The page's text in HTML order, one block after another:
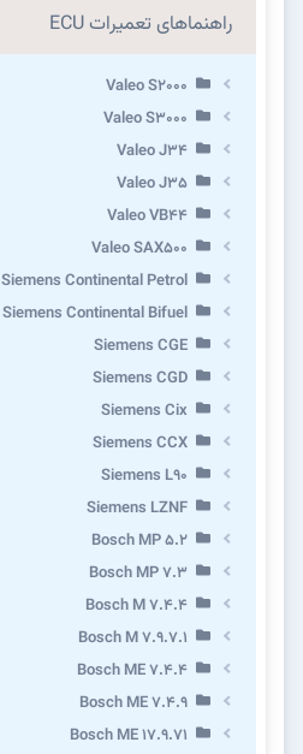
راهنماهای تعمیرات ECU
Valeo S2000
Valeo S3000
Valeo J34
Valeo J35
Valeo VB44
Valeo SAX500
Siemens Continental Petrol
Siemens Continental Bifuel
Siemens CGE
Siemens CGD
Siemens Cix
Siemens CCX
Siemens L90
Siemens LZNF
Bosch MP 5.2
Bosch MP 7.3
Bosch M 7.4.4
Bosch M 7.9.7.1
Bosch ME 7.4.4
Bosch ME 7.4.9
Bosch ME 17.9.71